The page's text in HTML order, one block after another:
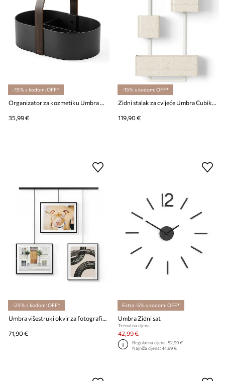
-15% s kodom: OFF*
Organizator za kozmetiku Umbra Bellwood
35,99 €
-15% s kodom: OFF*
Zidni stalak za cvijeće Umbra Cubiko
119,90 €
-25% s kodom: OFF*
Umbra višestruki okvir za fotografije s letvom
71,90 €
Extra -5% s kodom: OFF*
Umbra Zidni sat
Trenutna cijena:
42,99 €
Regularna cijena:52,99 €
Najniža cijena:44,99 €